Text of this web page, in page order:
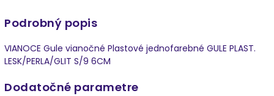
Podrobný popis
VIANOCE Gule vianočné Plastové jednofarebné GULE PLAST.
LESK/PERLA/GLIT S/9 6CM
Dodatočné parametre